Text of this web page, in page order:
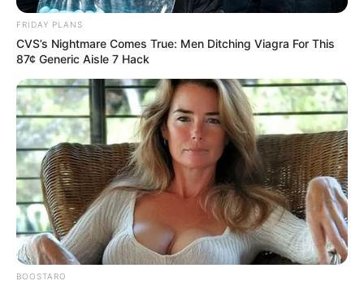
A découvrir cette
FRIDAY PLANS
CVS’s Nightmare Comes True: Men Ditching Viagra For This
87¢ Generic Aisle 7 Hack
BOOSTARO